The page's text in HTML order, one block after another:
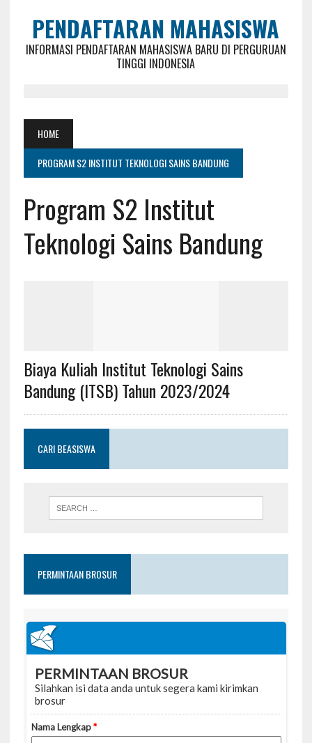
PENDAFTARAN MAHASISWA
INFORMASI PENDAFTARAN MAHASISWA BARU DI PERGURUAN
TINGGI INDONESIA
HOME
PROGRAM S2 INSTITUT TEKNOLOGI SAINS BANDUNG
Program S2 Institut
Teknologi Sains Bandung
Biaya Kuliah Institut Teknologi Sains
Bandung (ITSB) Tahun 2023/2024
CARI BEASISWA
PERMINTAAN BROSUR